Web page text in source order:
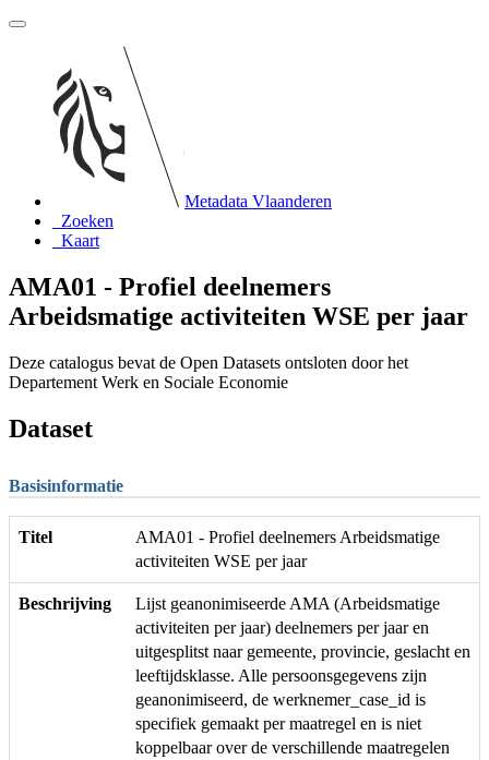
Metadata Vlaanderen
Zoeken
Kaart
AMA01 - Profiel deelnemers
Arbeidsmatige activiteiten WSE per jaar
Deze catalogus bevat de Open Datasets ontsloten door het
Departement Werk en Sociale Economie
Dataset
Basisinformatie
Titel
AMA01 - Profiel deelnemers Arbeidsmatige
activiteiten WSE per jaar
Beschrijving
Lijst geanonimiseerde AMA (Arbeidsmatige
activiteiten per jaar) deelnemers per jaar en
uitgesplitst naar gemeente, provincie, geslacht en
leeftijdsklasse. Alle persoonsgegevens zijn
geanonimiseerd, de werknemer_case_id is
specifiek gemaakt per maatregel en is niet
koppelbaar over de verschillende maatregelen